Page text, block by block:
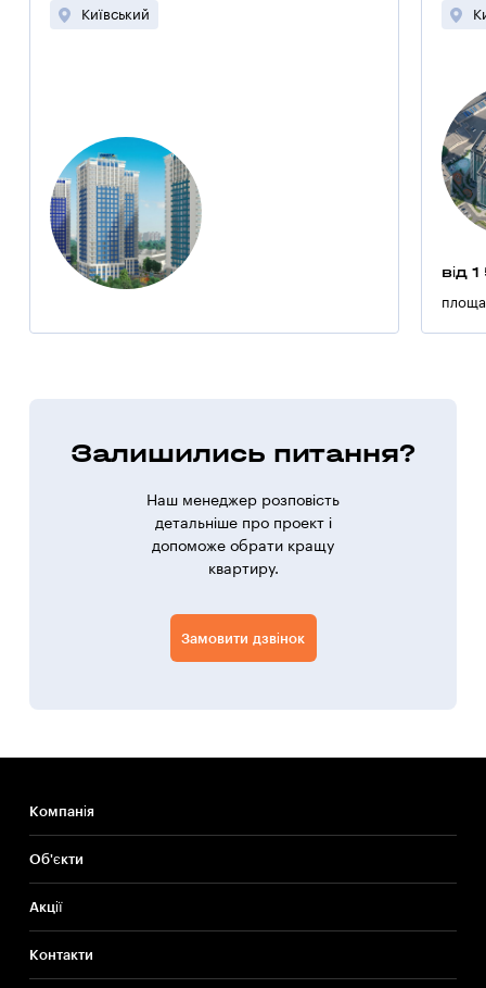
Київський
від
Залишились питання?
Наш менеджер розповість
детальніше про проект і
допоможе обрати кращу
квартиру.
Замовити дзвінок
Компанія
Об'єкти
Акції
Контакти